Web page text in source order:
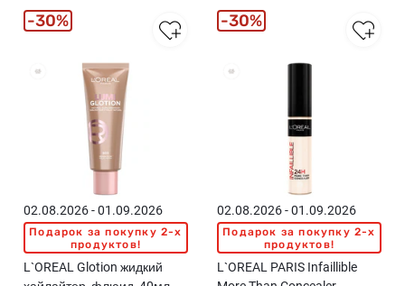
02.08.2026 - 01.09.2026
Подарок за покупку 2-x
продуктов!
L`OREAL Glotion жидкий
30%
02.08.2026 - 01.09.2026
Подарок за покупку 2-x
продуктов!
L`OREAL PARIS Infaillible
30%